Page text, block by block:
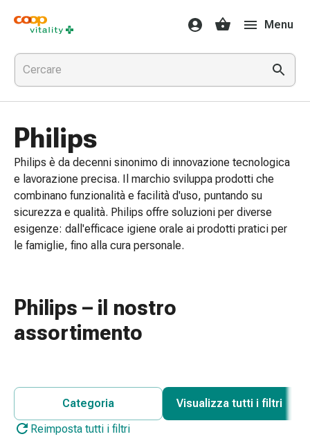
Farmaci
e
salute
Influenza
e
raffreddore
per
la
gola
Farmaci
per
l'influenza
e
il
gola
Tosse
Inalatori
e
accessori
Detergente
Menu
Philips
Philips è da decenni sinonimo di innovazione tecnologica
e lavorazione precisa. Il marchio sviluppa prodotti che
combinano funzionalità e facilità d'uso, puntando su
sicurezza e qualità. Philips offre soluzioni per diverse
esigenze: dall'efficace igiene orale ai prodotti pratici per
le famiglie, fino alla cura personale.
Philips – il nostro
assortimento
Categoria
Visualizza tutti i filtri
Reimposta tutti i filtri